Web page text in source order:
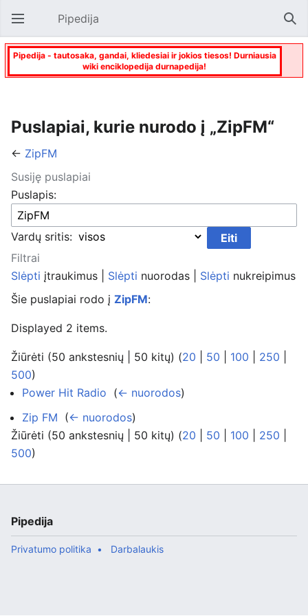
Atverti pagrindinį meniu Pipedija
Pipedija - tautosaka, gandai, kliedesiai ir jokios tiesos! Durniausia
wiki enciklopedija durnapedija!
Puslapiai, kurie nurodo į „ZipFM“
← ZipFM
Susiję puslapiai
Puslapis:
Vardų sritis:
Filtrai
Slėpti įtraukimus | Slėpti nuorodas | Slėpti nukreipimus
Šie puslapiai rodo į ZipFM:
Displayed 2 items.
Žiūrėti (50 ankstesnių | 50 kitų) (20 50 100 250
500)
Power Hit Radio (← nuorodos)
Zip FM (← nuorodos)
Žiūrėti (50 ankstesnių | 50 kitų) (20 50 100 250
500)
Pipedija
Privatumo politika Darbalaukis